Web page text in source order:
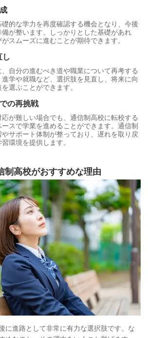
的な学力を再度確認する機会となり、今後
が整います。しっかりとした基礎があれ
スムーズに進むことが期待できます。
し
自分の進むべき道や職業について再考する
学や就職など、選択肢を見直し、将来に向
選ぶことができます。
の再挑戦
が難しい場合でも、通信制高校に転校する
スで学業を進めることができます。通信制
サポート体制が整っており、遅れを取り戻
環境を提供します。
制高校がおすすめな理由
に進路として非常に有力な選択肢です。な